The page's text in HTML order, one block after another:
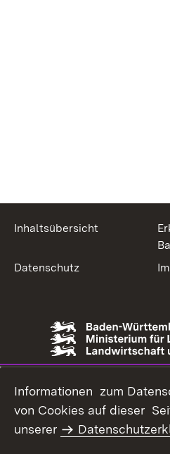
Inhaltsübersicht
Datenschutz
Informationen zum
von Cookies auf dieser
unserer